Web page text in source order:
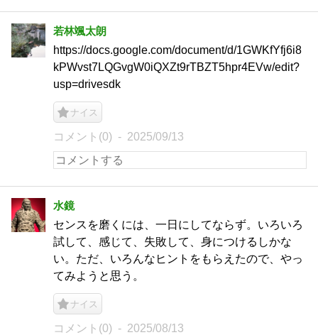
若林颯太朗
https://docs.google.com/document/d/1GWKfYfj6i8
kPWvst7LQGvgW0iQXZt9rTBZT5hpr4EVw/edit?
usp=drivesdk
ナイス
コメント(0) 2025/09/13
水鏡
センスを磨くには、一日にしてならず。いろいろ
試して、感じて、失敗して、身につけるしかな
い。ただ、いろんなヒントをもらえたので、やっ
てみようと思う。
ナイス
コメント(0) 2025/08/13